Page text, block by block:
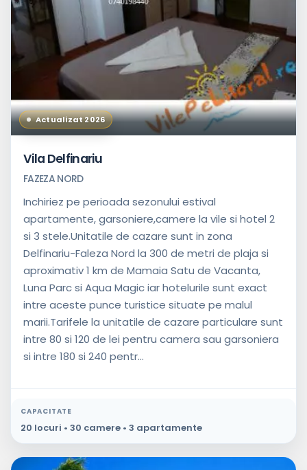
Actualizat 2026
Vila Delfinariu
FAZEZA NORD
Inchiriez pe perioada sezonului estival
apartamente, garsoniere,camere la vile si hotel 2
si 3 stele.Unitatile de cazare sunt in zona
Delfinariu-Faleza Nord la 300 de metri de plaja si
aproximativ 1 km de Mamaia Satu de Vacanta,
Luna Parc si Aqua Magic iar hotelurile sunt exact
intre aceste punce turistice situate pe malul
marii.Tarifele la unitatile de cazare particulare sunt
intre 80 si 120 de lei pentru camera sau garsoniera
si intre 180 si 240 pentr...
CAPACITATE
20 locuri • 30 camere • 3 apartamente